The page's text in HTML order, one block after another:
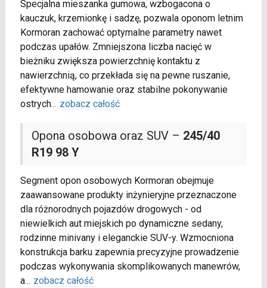
Specjalna mieszanka gumowa, wzbogacona o
kauczuk, krzemionkę i sadzę, pozwala oponom letnim
Kormoran zachować optymalne parametry nawet
podczas upałów. Zmniejszona liczba nacięć w
bieżniku zwiększa powierzchnię kontaktu z
nawierzchnią, co przekłada się na pewne ruszanie,
efektywne hamowanie oraz stabilne pokonywanie
ostrych... zobacz całość
Opona osobowa oraz SUV – 245/40
R19 98 Y
Segment opon osobowych Kormoran obejmuje
zaawansowane produkty inżynieryjne przeznaczone
dla różnorodnych pojazdów drogowych - od
niewielkich aut miejskich po dynamiczne sedany,
rodzinne minivany i eleganckie SUV-y. Wzmocniona
konstrukcja barku zapewnia precyzyjne prowadzenie
podczas wykonywania skomplikowanych manewrów,
a... zobacz całość